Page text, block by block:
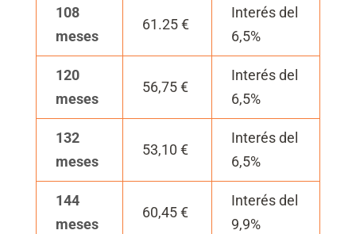
108
meses
61.25 €
Interés del
6,5%
120
meses
56,75 €
Interés del
6,5%
132
meses
53,10 €
Interés del
6,5%
144
meses
60,45 €
Interés del
9,9%